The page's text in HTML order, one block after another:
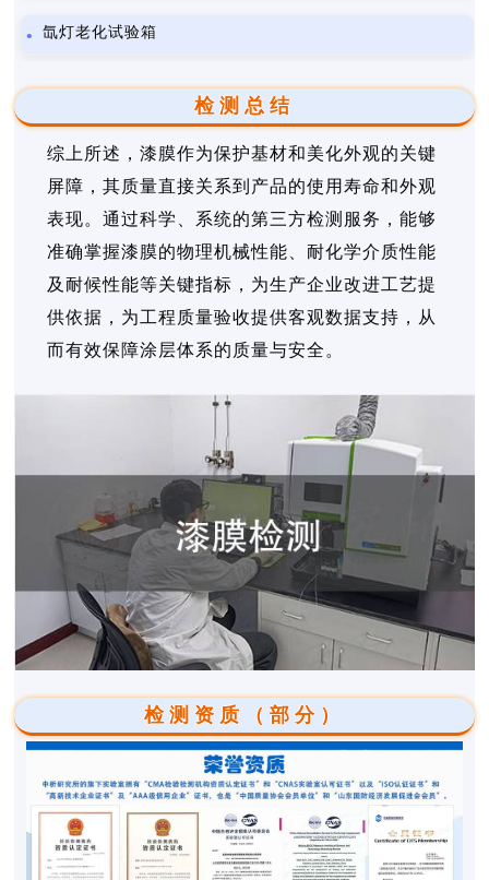
氙灯老化试验箱
检测总结
综上所述，漆膜作为保护基材和美化外观的关键
屏障，其质量直接关系到产品的使用寿命和外观
表现。通过科学、系统的第三方检测服务，能够
准确掌握漆膜的物理机械性能、耐化学介质性能
及耐候性能等关键指标，为生产企业改进工艺提
供依据，为工程质量验收提供客观数据支持，从
而有效保障涂层体系的质量与安全。
检测资质（部分）